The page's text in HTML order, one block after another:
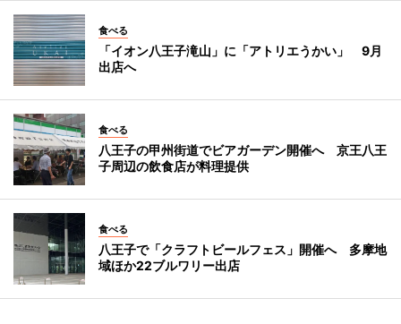
食べる
「イオン八王子滝山」に「アトリエうかい」 9月
出店へ
食べる
八王子の甲州街道でビアガーデン開催へ 京王八王
子周辺の飲食店が料理提供
食べる
八王子で「クラフトビールフェス」開催へ 多摩地
域ほか22ブルワリー出店